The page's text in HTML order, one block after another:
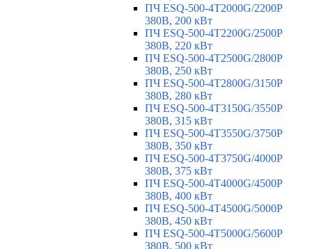
ПЧ ESQ-500-4T2000G/2200P
380В, 200 кВт
ПЧ ESQ-500-4T2200G/2500P
380В, 220 кВт
ПЧ ESQ-500-4T2500G/2800P
380В, 250 кВт
ПЧ ESQ-500-4T2800G/3150P
380В, 280 кВт
ПЧ ESQ-500-4T3150G/3550P
380В, 315 кВт
ПЧ ESQ-500-4T3550G/3750P
380В, 350 кВт
ПЧ ESQ-500-4T3750G/4000P
380В, 375 кВт
ПЧ ESQ-500-4T4000G/4500P
380В, 400 кВт
ПЧ ESQ-500-4T4500G/5000P
380В, 450 кВт
ПЧ ESQ-500-4T5000G/5600P
380В, 500 кВт